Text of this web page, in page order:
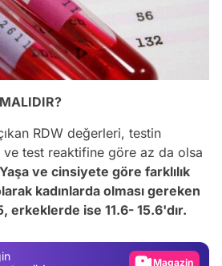
RDW değerleri, testin
ve test reaktifine göre az da olsa
Yaşa ve cinsiyete göre farklılık
kadınlarda olması gereken
erkeklerde ise 11.6- 15.6'dır.
Video
Test
Magazin